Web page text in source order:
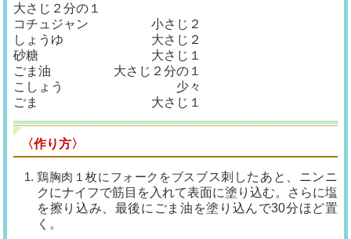
大さじ２分の１
コチュジャン 小さじ２
しょうゆ 大さじ２
砂糖 大さじ１
ごま油 大さじ２分の１
こしょう 少々
ごま 大さじ１
〈作り方〉
鶏胸肉１枚にフォークをブスブス刺したあと、ニンニ
クにナイフで筋目を入れて表面に塗り込む。
さらに塩
を擦り込み、最後にごま 油を塗り込んで30分ほど置
く。